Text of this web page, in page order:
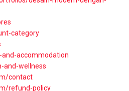
category
accommodation
and-wellness
contact
refund-policy